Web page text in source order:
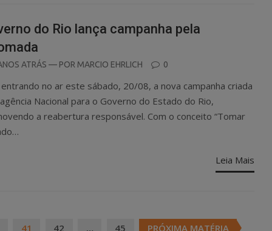
do Rio lança campanha pela
ATRÁS — POR MARCIO EHRLICH 0
entrando no ar este sábado, 20/08, a nova campanha criada
Nacional para o Governo do Estado do Rio,
a reabertura responsável. Com o conceito “Tomar
Leia Mais
41 42 … 45 PRÓXIMA MATÉRIA